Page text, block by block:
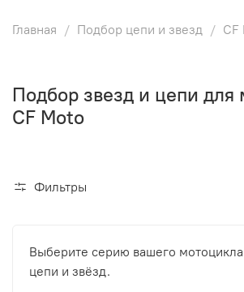
Главная Подбор цепи и звезд CF
Подбор звезд и цепи для
CF Moto
Фильтры
Выберите серию вашего
цепи и звёзд.